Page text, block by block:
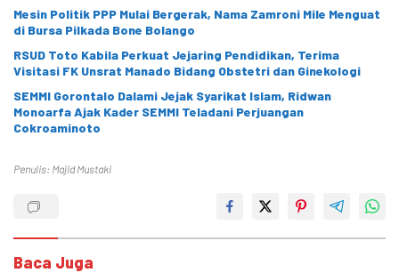
Mesin Politik PPP Mulai Bergerak, Nama Zamroni Mile Menguat
di Bursa Pilkada Bone Bolango
RSUD Toto Kabila Perkuat Jejaring Pendidikan, Terima
Visitasi FK Unsrat Manado Bidang Obstetri dan Ginekologi
SEMMI Gorontalo Dalami Jejak Syarikat Islam, Ridwan
Monoarfa Ajak Kader SEMMI Teladani Perjuangan
Cokroaminoto
Penulis: Majid Mustaki
Baca Juga